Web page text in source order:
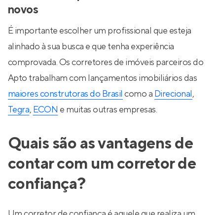
novos
É importante escolher um profissional que esteja
alinhado à sua busca e que tenha experiência
comprovada. Os corretores de imóveis parceiros do
Apto trabalham com lançamentos imobiliários das
maiores construtoras do Brasil como a Direcional,
Tegra, ECON e muitas outras empresas.
Quais são as vantagens de
contar com um corretor de
confiança?